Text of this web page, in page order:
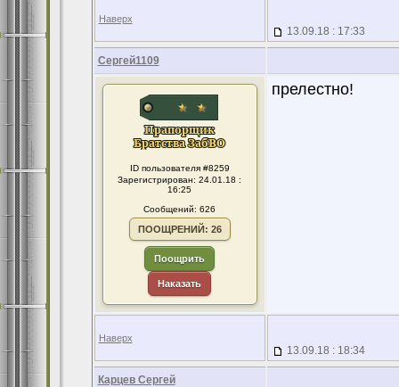
Наверх
13.09.18 : 17:33
Сергей1109
ID пользователя #8259
Зарегистрирован: 24.01.18 :
16:25
Сообщений: 626
ПООЩРЕНИЙ: 26
Поощрить
Наказать
прелестно!
Наверх
13.09.18 : 18:34
Карцев Сергей